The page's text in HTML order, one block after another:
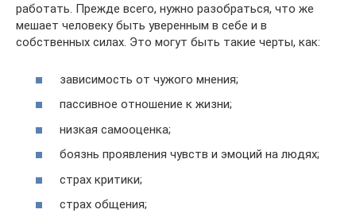
работать. Прежде всего, нужно разобраться, что же
мешает человеку быть уверенным в себе и в
собственных силах. Это могут быть такие черты, как:
зависимость от чужого мнения;
пассивное отношение к жизни;
низкая самооценка;
боязнь проявления чувств и эмоций на людях;
страх критики;
страх общения;